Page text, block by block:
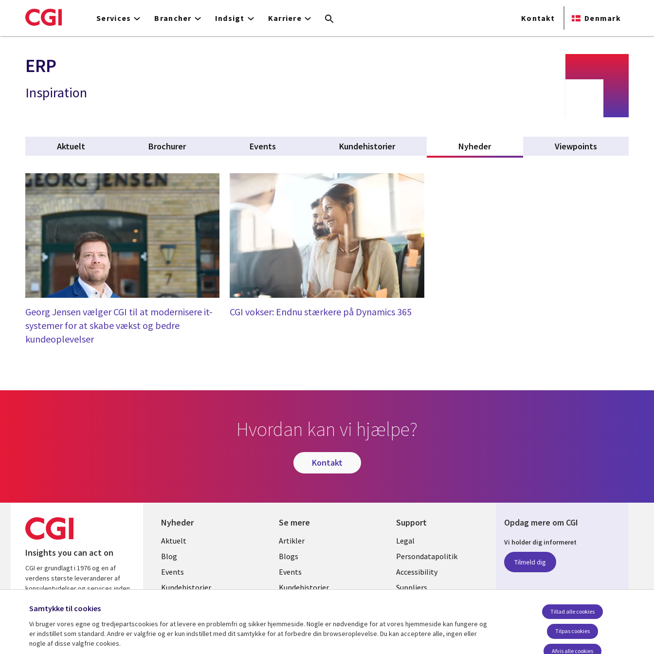
to
Services Brancher Indsigt Karriere Kontakt Denmark
ERP
Inspiration
Aktuelt Brochurer Events Kundehistorier Nyheder(active tab) Viewpoints
Georg Jensen vælger CGI til at modernisere it-
systemer for at skabe vækst og bedre
kundeoplevelser
CGI vokser: Endnu stærkere på Dynamics 365
Hvordan kan vi hjælpe?
kontakt
Insights you can act on
CGI er grundlagt i 1976 og en af
verdens største leverandører af
konsulentydelser og services inden
leverer indsigt og løsninger, der
Nyheder
Useful
links
DENMARK
Aktuelt
Blog
Events
Kundehistorier
Se mere
Library
Links
DENMARK
Artikler
Blogs
Events
Kundehistorier
Se flere
Support
Legal
DENMARK
Legal
Persondatapolitik
Accessibility
Suppliers
Opdag mere om CGI
Vi holder dig informeret
Tilmeld dig
Social Media DENMARK
Samtykke til cookies
Vi bruger vores egne og tredjepartscookies for at levere en problemfri og sikker hjemmeside. Nogle er nødvendige for at vores hjemmeside kan fungere og
er indstillet som standard. Andre er valgfrie og er kun indstillet med dit samtykke for at forbedre din browseroplevelse. Du kan acceptere alle, ingen eller
nogle af disse valgfrie cookies.
Tilpas cookies
Tillad alle cookies
Afvis alle cookies